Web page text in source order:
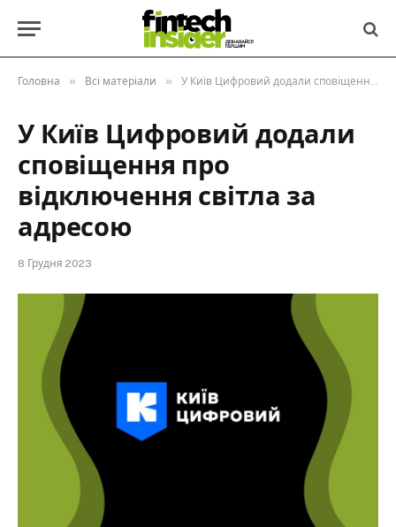
Головна » Всі матеріали » У Київ Цифровий додали сповіщення про відключення світла за адресою
У Київ Цифровий додали
сповіщення про
відключення світла за
адресою
8 Грудня 2023